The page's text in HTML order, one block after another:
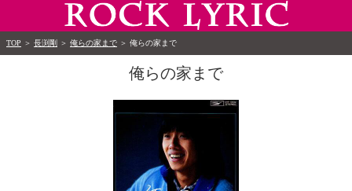
TOP ＞ 長渕剛 ＞ 俺らの家まで ＞ 俺らの家まで
俺らの家まで